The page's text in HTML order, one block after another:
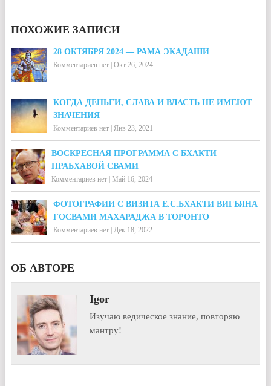
ПОХОЖИЕ ЗАПИСИ
28 ОКТЯБРЯ 2024 — РАМА ЭКАДАШИ
Комментариев нет| Окт 26, 2024
КОГДА ДЕНЬГИ, СЛАВА И ВЛАСТЬ НЕ ИМЕЮТ
ЗНАЧЕНИЯ
Комментариев нет| Янв 23, 2021
ВОСКРЕСНАЯ ПРОГРАММА С БХАКТИ
ПРАБХАВОЙ СВАМИ
Комментариев нет| Май 16, 2024
ФОТОГРАФИИ С ВИЗИТА Е.С.БХАКТИ ВИГЬЯНА
ГОСВАМИ МАХАРАДЖА В ТОРОНТО
Комментариев нет| Дек 18, 2022
ОБ АВТОРЕ
Igor
Изучаю ведическое знание, повторяю
мантру!